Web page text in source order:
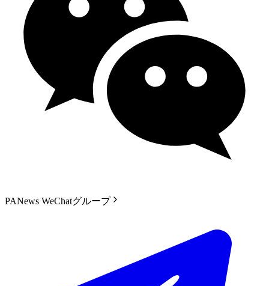
PANews WeChatグループ